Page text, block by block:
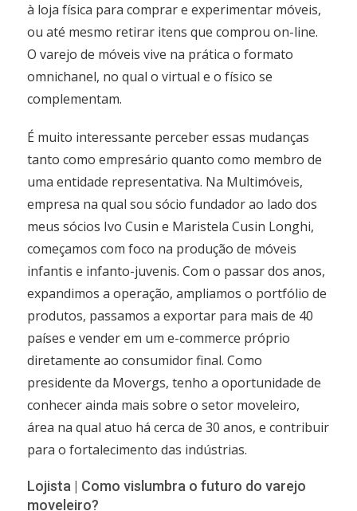
à loja física para comprar e experimentar móveis,
ou até mesmo retirar itens que comprou on-line.
O varejo de móveis vive na prática o formato
omnichanel, no qual o virtual e o físico se
complementam.
É muito interessante perceber essas mudanças
tanto como empresário quanto como membro de
uma entidade representativa. Na Multimóveis,
empresa na qual sou sócio fundador ao lado dos
meus sócios Ivo Cusin e Maristela Cusin Longhi,
começamos com foco na produção de móveis
infantis e infanto-juvenis. Com o passar dos anos,
expandimos a operação, ampliamos o portfólio de
produtos, passamos a exportar para mais de 40
países e vender em um e-commerce próprio
diretamente ao consumidor final. Como
presidente da Movergs, tenho a oportunidade de
conhecer ainda mais sobre o setor moveleiro,
área na qual atuo há cerca de 30 anos, e contribuir
para o fortalecimento das indústrias.
Lojista | Como vislumbra o futuro do varejo
moveleiro?